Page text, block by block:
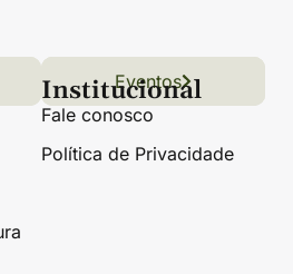
Grãos
Hortifrúti
Eventos
Institucional
Fale conosco
Política de Privacidade